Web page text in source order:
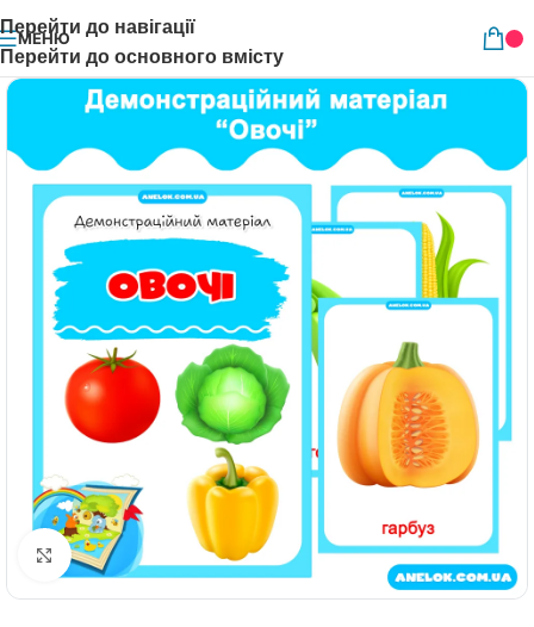
Перейти до навігації
Перейти до основного вмісту
МЕНЮ
Натисніть, щоб збільшити